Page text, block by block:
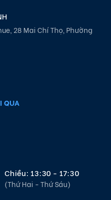
28 Mai Chí Thọ, Phường
QUA
Chiều: 13:30 - 17:30
(Thứ Hai - Thứ Sáu)